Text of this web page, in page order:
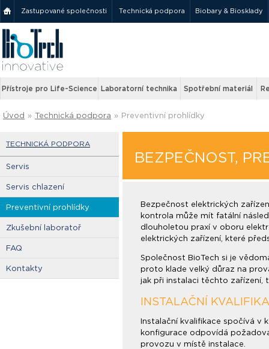
Zastupované společnosti Technická podpora Biobary & Biosklady
Přístroje pro Life-Science Laboratorní technika Spotřební materiál
Úvod » Technická podpora » Preventivní prohlídky
TECHNICKÁ PODPORA
Servis
Servis chlazení
Preventivní prohlídky
Zkušební laboratoř
FAQ
Kontakty
BEZPEČNOST,
Bezpečnost elektrických
kontrola může mít fatální
dlouholetou praxí v oboru
elektrických zařízení, které
Společnost BioTech si je
proto klade velký důraz na
jak při instalaci těchto zařízení,
INSTALAČNÍ
Instalační kvalifikace spočívá v
konfigurace odpovídá
provozu v místě instalace.